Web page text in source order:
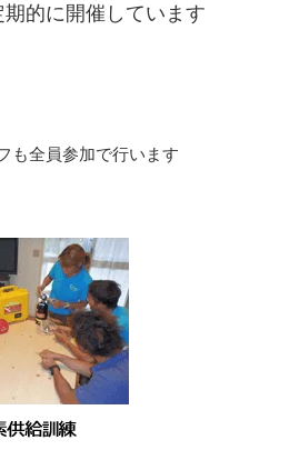
的に開催しています
も全員参加で行います